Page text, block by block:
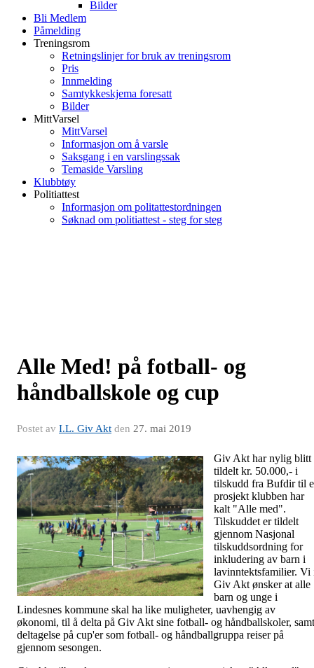
Bilder
Bli Medlem
Påmelding
Treningsrom
Retningslinjer for bruk av treningsrom
Pris
Innmelding
Samtykkeskjema foresatt
Bilder
MittVarsel
MittVarsel
Informasjon om å varsle
Saksgang i en varslingssak
Temaside Varsling
Klubbtøy
Politiattest
Informasjon om politattestordningen
Søknad om politiattest - steg for steg
Alle Med! på fotball- og
håndballskole og cup
Postet av I.L. Giv Akt den 27. mai 2019
Giv Akt har nylig blitt
tildelt kr. 50.000,- i
tilskudd fra Bufdir til
prosjekt klubben har
kalt "Alle med".
Tilskuddet er tildelt
gjennom Nasjonal
tilskuddsordning for
inkludering av barn i
lavinntektsfamilier. Vi
Giv Akt ønsker at alle
barn og unge i
Lindesnes kommune skal ha like muligheter, uavhengig av
økonomi, til å delta på Giv Akt sine fotball- og håndballskoler, samt
deltagelse på cup'er som fotball- og håndballgruppa reiser på
gjennom sesongen.